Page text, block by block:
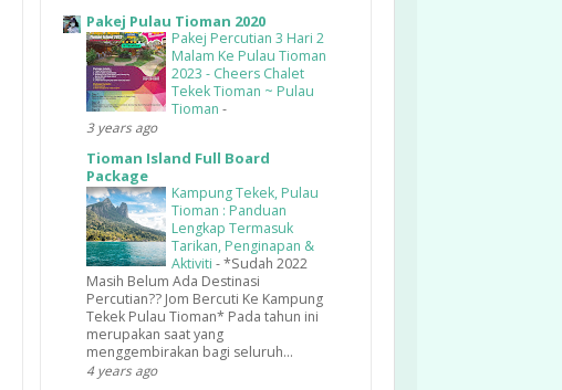
Pakej Pulau Tioman 2020
Pakej Percutian 3 Hari 2
Malam Ke Pulau Tioman
2023 - Cheers Chalet
Tekek Tioman ~ Pulau
Tioman -
3 years ago
Tioman Island Full Board
Package
Kampung Tekek, Pulau
Tioman : Panduan
Lengkap Termasuk
Tarikan, Penginapan &
Aktiviti -*Sudah 2022
Masih Belum Ada Destinasi
Percutian?? Jom Bercuti Ke Kampung
Tekek Pulau Tioman* Pada tahun ini
merupakan saat yang
menggembirakan bagi seluruh...
4 years ago